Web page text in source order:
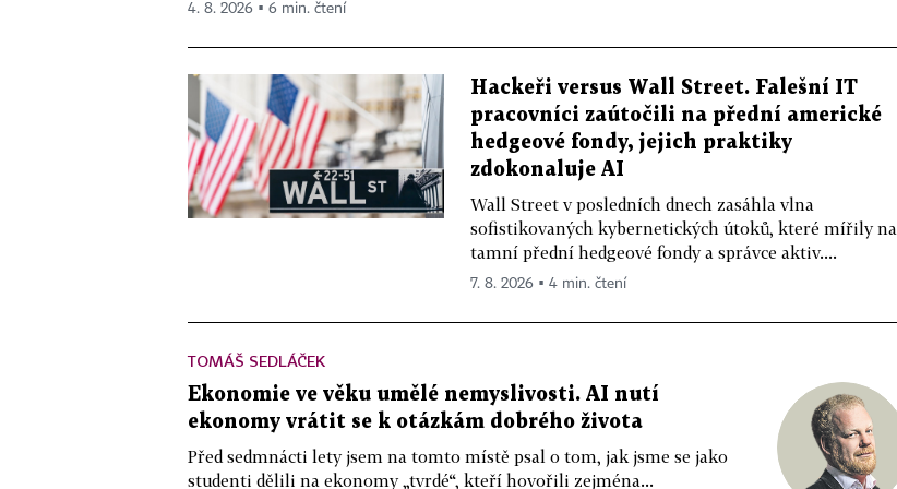
4. 8. 2026 ▪ 6 min. čtení
Hackeři versus Wall Street. Falešní IT
pracovníci zaútočili na přední americké
hedgeové fondy, jejich praktiky
zdokonaluje AI
Wall Street v posledních dnech zasáhla vlna
sofistikovaných kybernetických útoků, které mířily na
tamní přední hedgeové fondy a správce aktiv....
7. 8. 2026 ▪ 4 min. čtení
TOMÁŠ SEDLÁČEK
Ekonomie ve věku umělé nemyslivosti. AI nutí
ekonomy vrátit se k otázkám dobrého života
Před sedmnácti lety jsem na tomto místě psal o tom, jak jsme se jako
studenti dělili na ekonomy „tvrdé“, kteří hovořili zejména...